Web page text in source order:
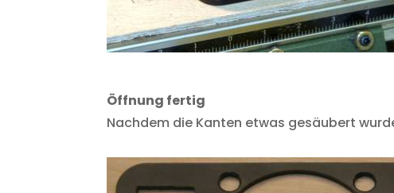
Öffnung fertig
Nachdem die Kanten etwas gesäubert